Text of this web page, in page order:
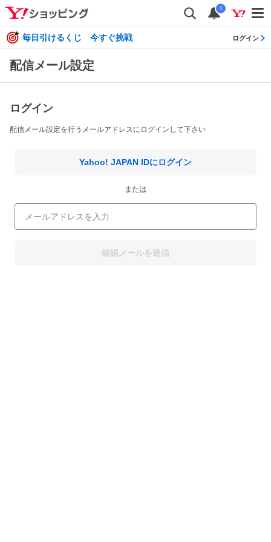
i
毎日引けるくじ 今すぐ挑戦 ログイン
配信メール設定
ログイン
配信メール設定を行うメールアドレスにログインして下さい
Yahoo! JAPAN IDにログイン
または
確認メールを送信